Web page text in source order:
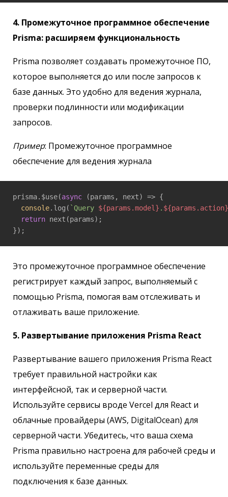
4. Промежуточное программное обеспечение
Prisma: расширяем функциональность
Prisma позволяет создавать промежуточное ПО,
которое выполняется до или после запросов к
базе данных. Это удобно для ведения журнала,
проверки подлинности или модификации
запросов.
Пример: Промежуточное программное
обеспечение для ведения журнала
prisma.$use(async (params, next) => {
console.log( `Query ${params.model} . ${params.action}
return next(params);
});
Это промежуточное программное обеспечение
регистрирует каждый запрос, выполняемый с
помощью Prisma, помогая вам отслеживать и
отлаживать ваше приложение.
5. Развертывание приложения Prisma React
Развертывание вашего приложения Prisma React
требует правильной настройки как
интерфейсной, так и серверной части.
Используйте сервисы вроде Vercel для React и
облачные провайдеры (AWS, DigitalOcean) для
серверной части. Убедитесь, что ваша схема
Prisma правильно настроена для рабочей среды и
используйте переменные среды для
подключения к базе данных.